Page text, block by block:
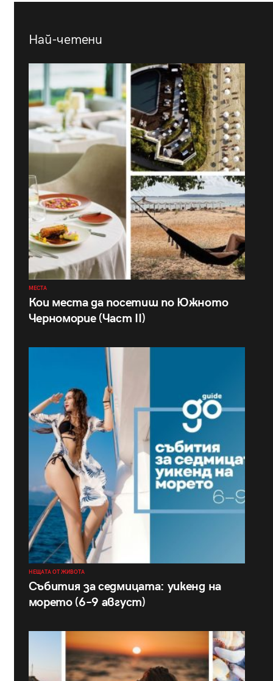
Най-четени
МЕСТА
Кои места да посетиш по Южното
Черноморие (Част II)
НЕЩАТА ОТ ЖИВОТА
Събития за седмицата: уикенд на
морето (6–9 август)